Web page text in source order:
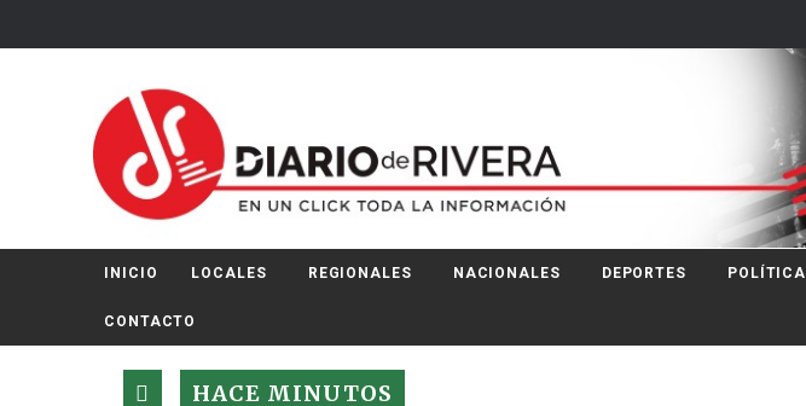
INICIO LOCALES REGIONALES NACIONALES DEPORTES POLÍTICA
CONTACTO
HACE MINUTOS